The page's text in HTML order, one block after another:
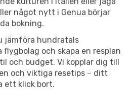
något nytt i Genua börjar
bokning.
jämföra hundratals
och skapa en resplan
och budget. Vi kopplar dig till
och viktiga resetips – ditt
ett klick bort.